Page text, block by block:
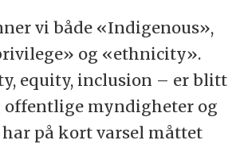
vi både «Indigenous»,
og «ethnicity».
equity, inclusion – er blitt
offentlige myndigheter og
på kort varsel måttet